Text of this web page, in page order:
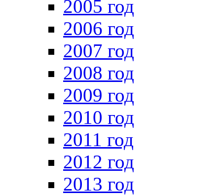
2005 год
2006 год
2007 год
2008 год
2009 год
2010 год
2011 год
2012 год
2013 год